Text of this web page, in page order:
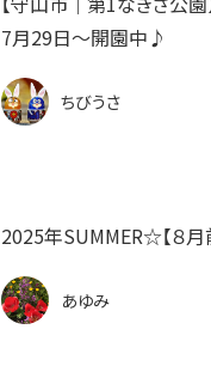
7月29日〜開園中♪
ちびうさ
2025年SUMMER☆【８月
あゆみ